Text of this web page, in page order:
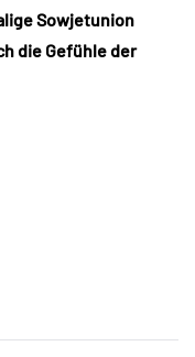
Sowjetunion
die Gefühle der